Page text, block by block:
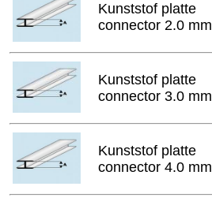
Kunststof platte
connector 2.0 mm
Kunststof platte
connector 3.0 mm
Kunststof platte
connector 4.0 mm